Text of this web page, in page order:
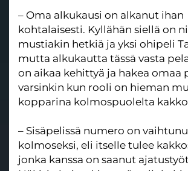
– Oma alkukausi on alkanut ihan
kohtalaisesti. Kyllähän siellä on
mustiakin hetkiä ja yksi ohipeli
mutta alkukautta tässä vasta
on aikaa kehittyä ja hakea omaa
varsinkin kun rooli on hieman
kopparina kolmospuolelta
– Sisäpelissä numero on
kolmoseksi, eli itselle tulee
jonka kanssa on saanut